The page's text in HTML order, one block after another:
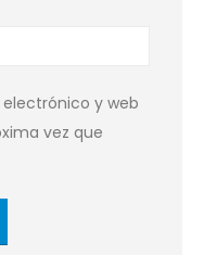
y web
vez que